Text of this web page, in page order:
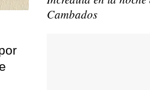
Cambados